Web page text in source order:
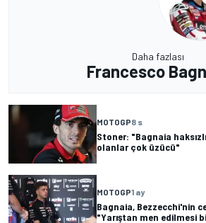
Daha fazlası
Francesco
MOTOGP8 s
Stoner: "Bagnaia
olanlar çok üzücü"
MOTOGP1 ay
Bagnaia, Bezzecchi'nin
"Yarıştan men edilmesi